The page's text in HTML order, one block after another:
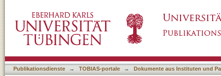
Publikationsdienste → TOBIAS-portale → Dokumente aus Instituten und